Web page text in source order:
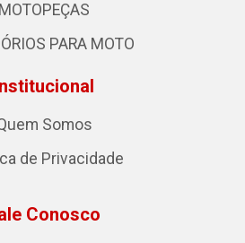
MOTOPEÇAS
PARA MOTO
Somos
de Privacidade
Conosco